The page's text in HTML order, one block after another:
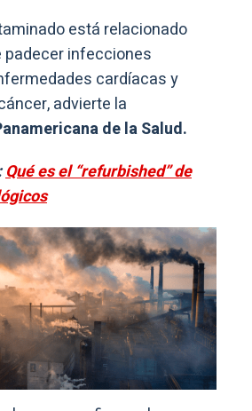
está relacionado
padecer infecciones
cardíacas y
advierte la
de la Salud.
Qué es el “refurbished” de